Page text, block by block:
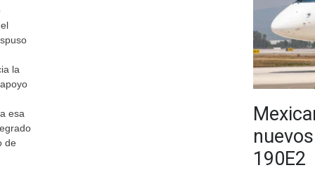
la
esa
de
190E2